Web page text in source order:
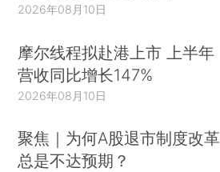
2026年08月10日
摩尔线程拟赴港上市 上半年
营收同比增长147%
2026年08月10日
聚焦｜为何A股退市制度改革
总是不达预期？